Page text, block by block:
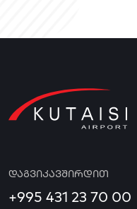
ᲓᲐᲒᲕᲘᲙᲐᲕᲨᲘᲠᲓᲘᲗ
+995 431 23 70 00